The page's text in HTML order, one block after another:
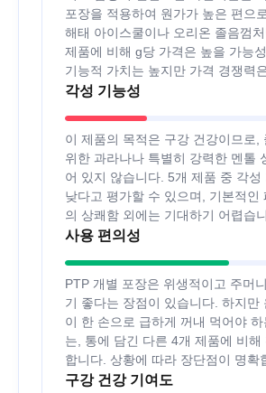
포장을 적용하여 원가가 높은 편으
해태 아이스쿨이나 오리온 졸음껌
제품에 비해 g당 가격은 높을 가능
기능적 가치는 높지만 가격 경쟁력
각성 기능성
이 제품의 목적은 구강 건강이므로,
위한 과라나나 특별히 강력한 멘톨
어 있지 않습니다. 5개 제품 중 각성
낮다고 평가할 수 있으며, 기본적인
의 상쾌함 외에는 기대하기 어렵습
사용 편의성
PTP 개별 포장은 위생적이고 주머
기 좋다는 장점이 있습니다. 하지만
이 한 손으로 급하게 꺼내 먹어야 하
는, 통에 담긴 다른 4개 제품에 비해
합니다. 상황에 따라 장단점이 명확
구강 건강 기여도